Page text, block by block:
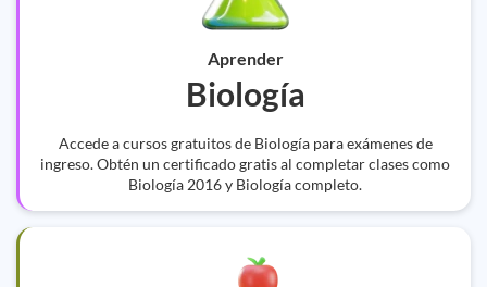
Aprender
Biología
Accede a cursos gratuitos de Biología para exámenes de
ingreso. Obtén un certificado gratis al completar clases como
Biología 2016 y Biología completo.